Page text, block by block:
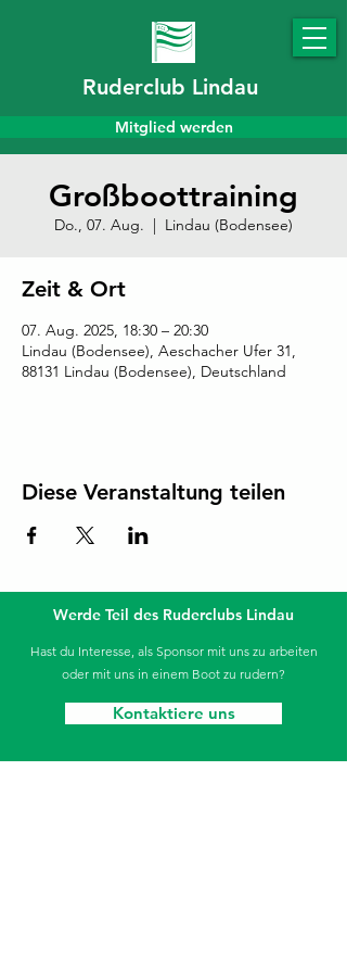
Ruderclub Lindau
Mitglied werden
Großboottraining
Do., 07. Aug.
  |
Lindau (Bodensee)
Zeit & Ort
07. Aug. 2025, 18:30 – 20:30
Lindau (Bodensee), Aeschacher Ufer 31,
88131 Lindau (Bodensee), Deutschland
Diese Veranstaltung teilen
Werde Teil des Ruderclubs Lindau
Hast du Interesse, als Sponsor mit uns zu arbeiten
oder mit uns in einem Boot zu rudern?
Kontaktiere uns